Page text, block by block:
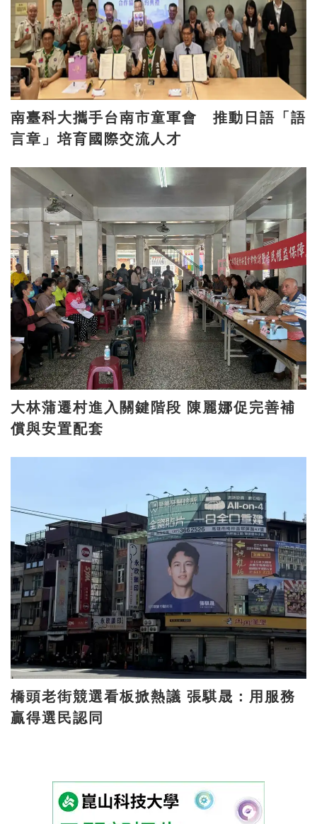
南臺科大攜手台南市童軍會 推動日語「語
言章」培育國際交流人才
大林蒲遷村進入關鍵階段 陳麗娜促完善補
償與安置配套
橋頭老街競選看板掀熱議 張騏晟：用服務
贏得選民認同